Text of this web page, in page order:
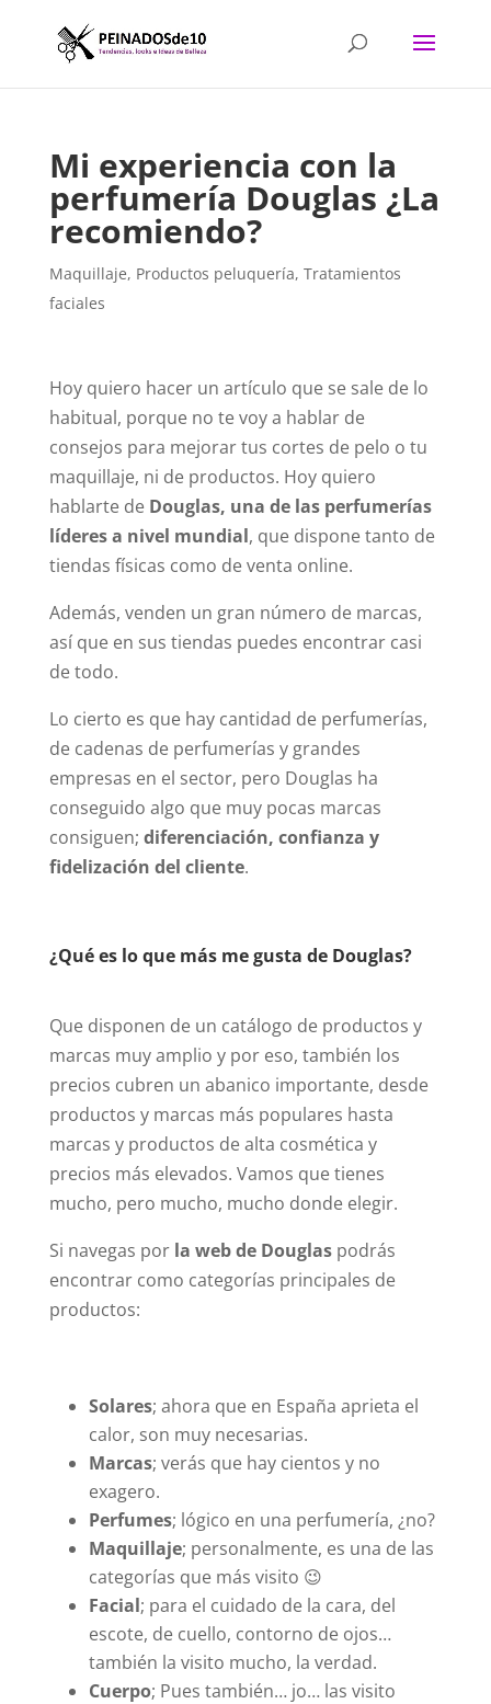
Mi experiencia con la
perfumería Douglas ¿La
recomiendo?
Maquillaje, Productos peluquería, Tratamientos
faciales
Hoy quiero hacer un artículo que se sale de lo
habitual, porque no te voy a hablar de
consejos para mejorar tus cortes de pelo o tu
maquillaje, ni de productos. Hoy quiero
hablarte de Douglas, una de las perfumerías
líderes a nivel mundial, que dispone tanto de
tiendas físicas como de venta online.
Además, venden un gran número de marcas,
así que en sus tiendas puedes encontrar casi
de todo.
Lo cierto es que hay cantidad de perfumerías,
de cadenas de perfumerías y grandes
empresas en el sector, pero Douglas ha
conseguido algo que muy pocas marcas
consiguen; diferenciación, confianza y
fidelización del cliente.
¿Qué es lo que más me gusta de Douglas?
Que disponen de un catálogo de productos y
marcas muy amplio y por eso, también los
precios cubren un abanico importante, desde
productos y marcas más populares hasta
marcas y productos de alta cosmética y
precios más elevados. Vamos que tienes
mucho, pero mucho, mucho donde elegir.
Si navegas por la web de Douglaspodrás
encontrar como categorías principales de
productos:
Solares; ahora que en España aprieta el
calor, son muy necesarias.
Marcas; verás que hay cientos y no
exagero.
Perfumes; lógico en una perfumería, ¿no?
Maquillaje; personalmente, es una de las
categorías que más visito 😉
Facial; para el cuidado de la cara, del
escote, de cuello, contorno de ojos…
también la visito mucho, la verdad.
Cuerpo; Pues también… jo… las visito